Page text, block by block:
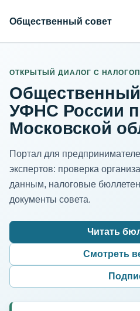
Общественный совет
ОТКРЫТЫЙ ДИАЛОГ С
УФНС России
Московской
Портал для
экспертов: проверка
данным, налоговые
документы совета.
Читать
Смотреть
ИНН организации
Адрес для нормализации